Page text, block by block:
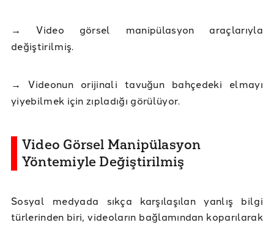
→
Video görsel manipülasyon araçlarıyla
değiştirilmiş.
→
Videonun orijinali tavuğun bahçedeki elmayı
yiyebilmek için zıpladığı görülüyor.
Video Görsel Manipülasyon
Yöntemiyle Değiştirilmiş
Sosyal medyada sıkça karşılaşılan yanlış bilgi
türlerinden biri, videoların bağlamından koparılarak